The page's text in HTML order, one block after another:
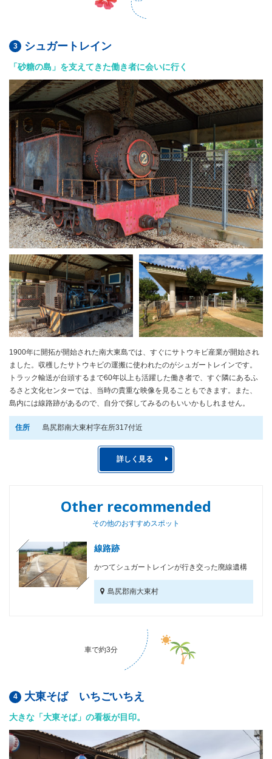
シュガートレイン
「砂糖の島」を支えてきた働き者に会いに行く
1900年に開拓が開始された南大東島では、すぐにサトウキビ産業が開始され
ました。収穫したサトウキビの運搬に使われたのがシュガートレインです。
トラック輸送が台頭するまで60年以上も活躍した働き者で、すぐ隣にあるふ
るさと文化センターでは、当時の貴重な映像を見ることもできます。また、
島内には線路跡があるので、自分で探してみるのもいいかもしれません。
住所 島尻郡南大東村字在所317付近
詳しく見る
Other recommended
その他のおすすめスポット
線路跡
かつてシュガートレインが行き交った廃線遺構
島尻郡南大東村
車で約3分
大東そば いちごいちえ
大きな「大東そば」の看板が目印。